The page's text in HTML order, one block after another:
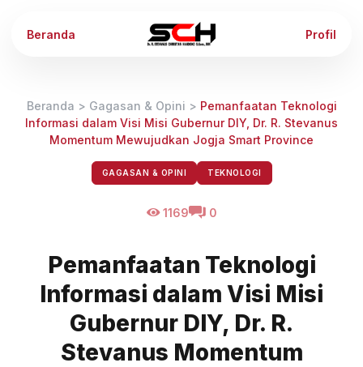
Beranda Profil
Beranda > Gagasan & Opini > Pemanfaatan Teknologi
Informasi dalam Visi Misi Gubernur DIY, Dr. R. Stevanus
Momentum Mewujudkan Jogja Smart Province
GAGASAN & OPINI TEKNOLOGI
1169 0
Pemanfaatan Teknologi
Informasi dalam Visi Misi
Gubernur DIY, Dr. R.
Stevanus Momentum